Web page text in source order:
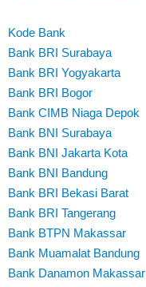
Kode Bank
Bank BRI Surabaya
Bank BRI Yogyakarta
Bank BRI Bogor
Bank CIMB Niaga Depok
Bank BNI Surabaya
Bank BNI Jakarta Kota
Bank BNI Bandung
Bank BRI Bekasi Barat
Bank BRI Tangerang
Bank BTPN Makassar
Bank Muamalat Bandung
Bank Danamon Makassar